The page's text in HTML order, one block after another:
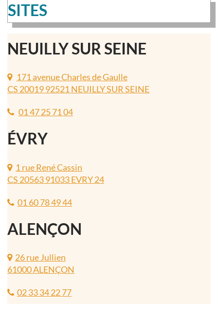
SITES
NEUILLY SUR SEINE
171 avenue Charles de Gaulle
CS 20019 92521 NEUILLY SUR SEINE
01 47 25 71 04
ÉVRY
1 rue René Cassin
CS 20563 91033 EVRY 24
01 60 78 49 44
ALENÇON
26 rue Jullien
61000 ALENÇON
02 33 34 22 77